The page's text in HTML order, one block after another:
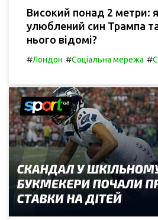
Високий понад 2 метри:
улюблений син Трампа
нього відомі?
#Лондон #Соціальна мережа #